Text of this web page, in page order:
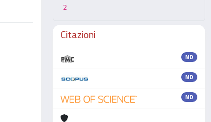
2
Citazioni
ND
ND
ND